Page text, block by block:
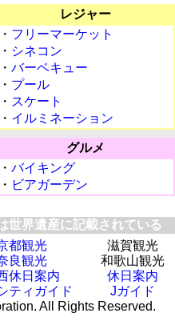
レジャー
・ フリーマーケット
・ シネコン
・ バーベキュー
・ プール
・ スケート
・ イルミネーション
グルメ
・ バイキング
・ ビアガーデン
世界遺産に記載されている
都観光
滋賀観光
良観光
和歌山観光
休日案内
休日案内
ティガイド
Jガイド
All Rights Reserved.